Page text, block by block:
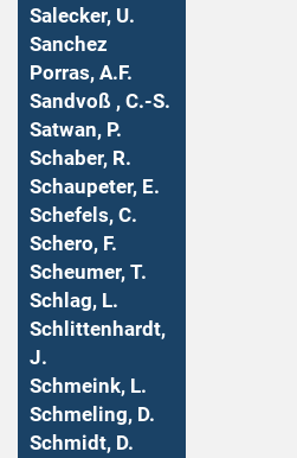
Salecker, U.
Sanchez
Porras, A.F.
Sandvoß , C.-S.
Satwan, P.
Schaber, R.
Schaupeter, E.
Schefels, C.
Schero, F.
Scheumer, T.
Schlag, L.
Schlittenhardt,
J.
Schmeink, L.
Schmeling, D.
Schmidt, D.